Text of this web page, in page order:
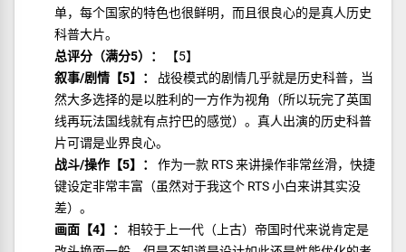
单，每个国家的特色也很鲜明，而且很良心的是真人历史
科普大片。
总评分（满分5）：
【5】
叙事/剧情【5】：
战役模式的剧情几乎就是历史科普，当
然大多选择的是以胜利的一方作为视角（所以玩完了英国
线再玩法国线就有点拧巴的感觉）。真人出演的历史科普
片可谓是业界良心。
战斗/操作【5】：
作为一款 RTS 来讲操作非常丝滑，快捷
键设定非常丰富（虽然对于我这个 RTS 小白来讲其实没
差）。
画面【4】：
相较于上一代（上古）帝国时代来说肯定是